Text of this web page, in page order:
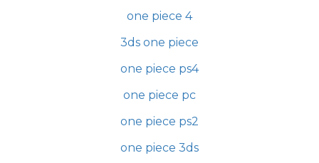
one piece 4
3ds one piece
one piece ps4
one piece pc
one piece ps2
one piece 3ds